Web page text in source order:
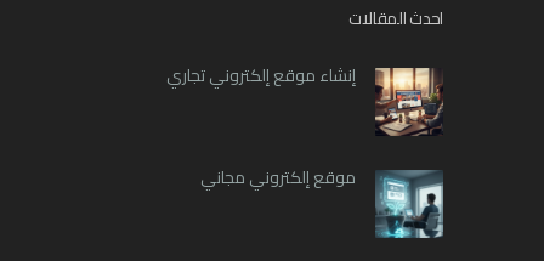
احدث المقالات
إنشاء موقع إلكتروني تجاري
موقع إلكتروني مجاني